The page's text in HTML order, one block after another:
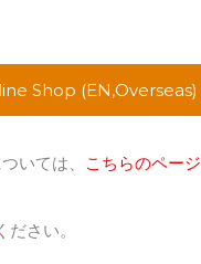
Shop (EN,Overseas)
いては、 こちらのページ
ださい。